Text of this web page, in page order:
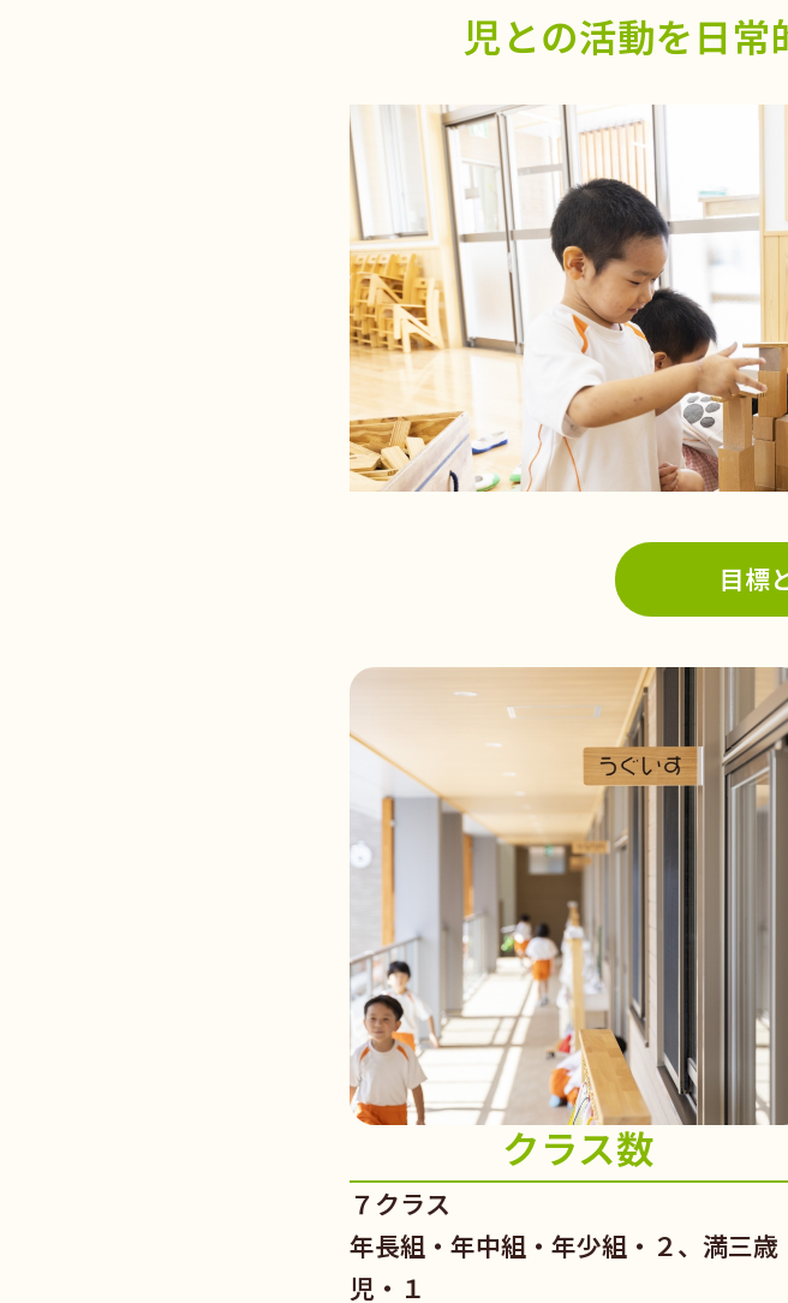
児との活動を日常
目標
クラス数
７クラス
年長組・年中組・年少組・２、満三歳
児・１